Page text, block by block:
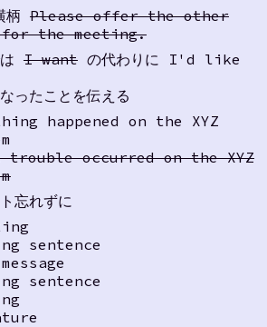
Please offer the other
for the meeting.
I wantの代わりに I'd like
ったことを伝える
happened on the XYZ
trouble occurred on the XYZ
忘れずに
sentence
sentence